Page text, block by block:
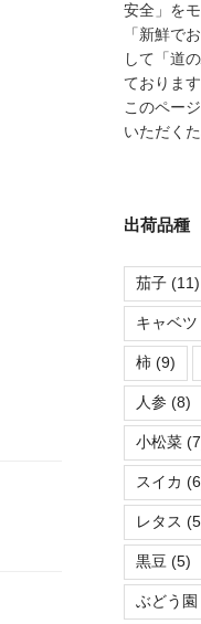
安全」を
「新鮮で
して「道
ております
このペー
いただく
出荷品種
茄子 (11)
キャベツ
柿 (9)
人参 (8)
小松菜
スイカ
レタス
黒豆 (5)
ぶどう園